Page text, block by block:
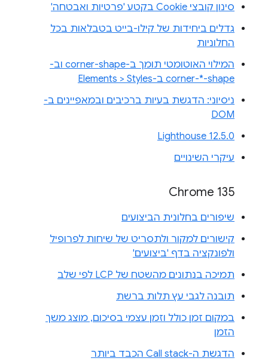
סינון קובצי Cookie בקטע 'פרטיות ואבטחה'
גדלים ביחידות של קילו-בייט בטבלאות בכל
החלוניות
המילוי האוטומטי תומך ב-corner-shape וב-
corner-*-shape ב-Elements > Styles
ניסיוני: הדגשת בעיות ברכיבים ובמאפיינים ב-
DOM
Lighthouse 12.5.0
עיקרי השינויים
Chrome 135
שיפורים בחלונית הביצועים
קישורים למקור ולתסריט של שיחות לפרופיל
ולפונקציה בדף 'ביצועים'
תמיכה בנתונים מהשטח של LCP לפי שלב
תובנה לגבי עץ תלות ברשת
במקום זמן כולל וזמן עצמי בסיכום, מוצג משך
הזמן
הדגשת ה-Call stack הכבד ביותר